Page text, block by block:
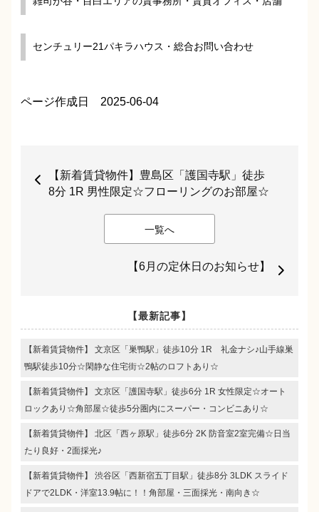
センチュリー21パキラハウス・総合お問い合わせ
ページ作成日 2025-06-04
【新着賃貸物件】豊島区「護国寺駅」徒歩
8分 1R 男性限定☆フローリングのお部屋☆
一覧へ
【6月の定休日のお知らせ】
【最新記事】
【新着賃貸物件】 文京区「巣鴨駅」徒歩10分 1R 礼金ナシ♪山手線巣
鴨駅徒歩10分☆閑静な住宅街☆2帖のロフトあり☆
【新着賃貸物件】 文京区「護国寺駅」徒歩6分 1R 女性限定☆オート
ロックあり☆角部屋☆徒歩5分圏内にスーパー・コンビニあり☆
【新着賃貸物件】 北区「西ヶ原駅」徒歩6分 2K 防音室2室完備☆日当
たり良好・2面採光♪
【新着賃貸物件】 渋谷区「西新宿五丁目駅」徒歩8分 3LDK スライド
ドアで2LDK・洋室13.9帖に！！角部屋・三面採光・南向き☆